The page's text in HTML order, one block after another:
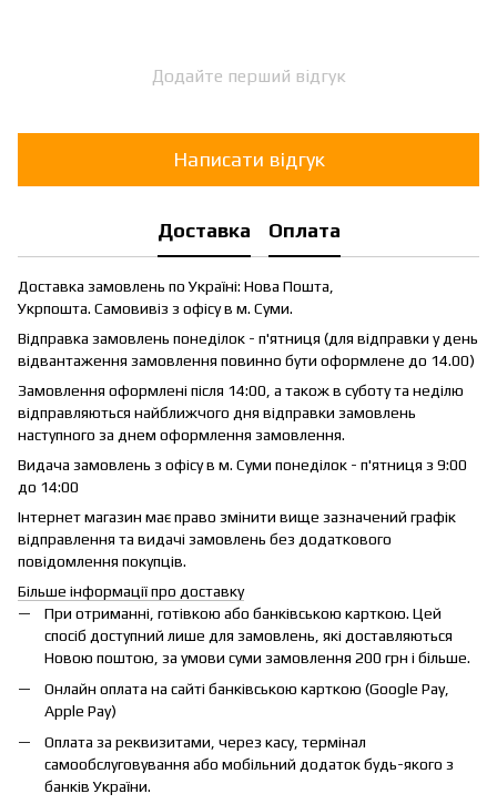
Додайте перший відгук
Написати відгук
Доставка Оплата
Доставка замовлень по Україні: Нова Пошта,
Укрпошта. Самовивіз з офісу в м. Суми.
Відправка замовлень понеділок - п'ятниця (для відправки у день
відвантаження замовлення повинно бути оформлене до 14.00)
Замовлення оформлені після 14:00, а також в суботу та неділю
відправляються найближчого дня відправки замовлень
наступного за днем оформлення замовлення.
Видача замовлень з офісу в м. Суми понеділок - п'ятниця з 9:00
до 14:00
Інтернет магазин має право змінити вище зазначений графік
відправлення та видачі замовлень без додаткового
повідомлення покупців.
Більше інформації про доставку
При отриманні, готівкою або банківською карткою. Цей
спосіб доступний лише для замовлень, які доставляються
Новою поштою, за умови суми замовлення 200 грн і більше.
Онлайн оплата на сайті банківською карткою (Google Pay,
Apple Pay)
Оплата за реквизитами, через касу, термінал
самообслуговування або мобільний додаток будь-якого з
банків України.